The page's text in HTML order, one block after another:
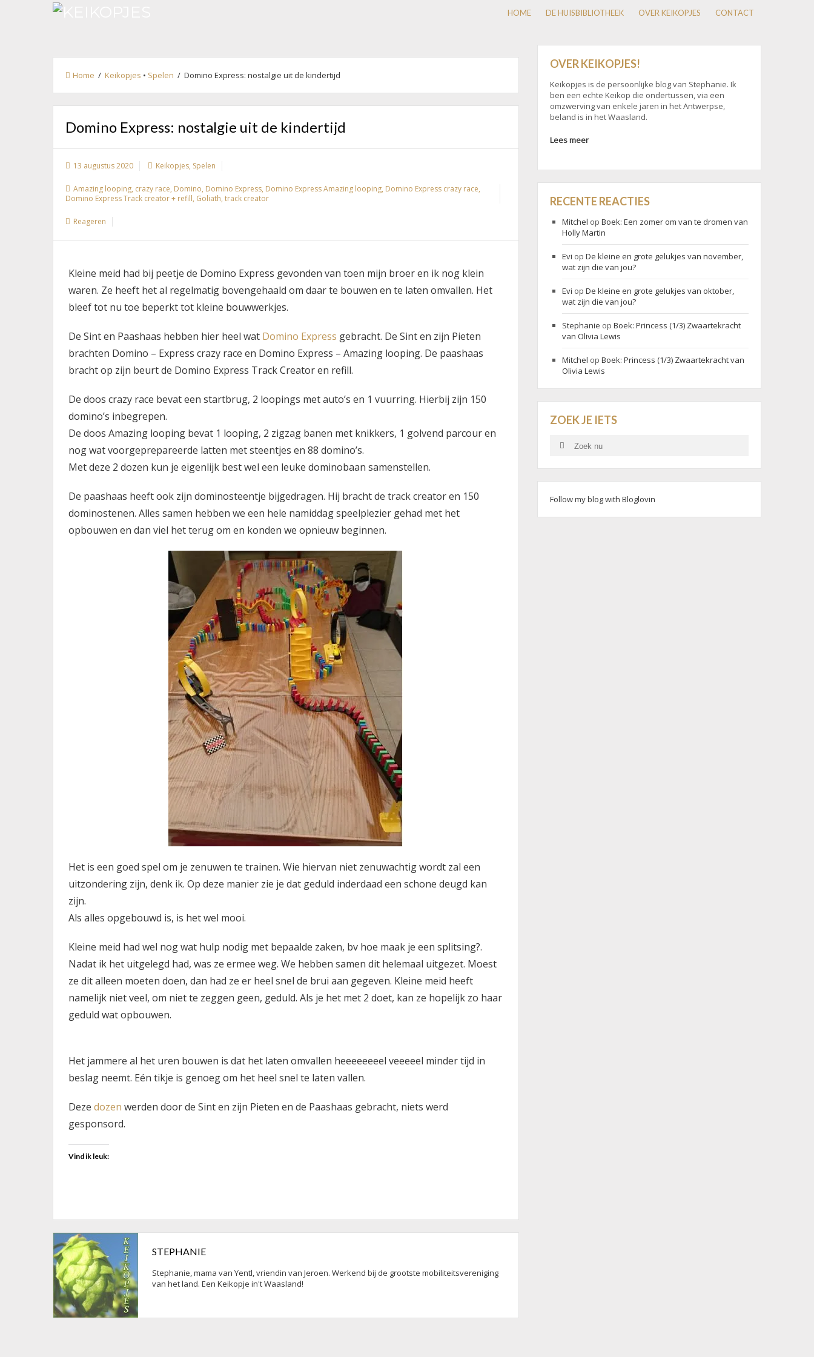
HOME DE HUISBIBLIOTHEEK OVER KEIKOPJES CONTACT
Home / Keikopjes • Spelen / Domino Express: nostalgie uit de kindertijd
Domino Express: nostalgie uit de kindertijd
13 augustus 2020 Keikopjes, Spelen
Amazing looping, crazy race, Domino, Domino Express, Domino Express Amazing looping, Domino Express crazy race,
Domino Express Track creator + refill, Goliath, track creator
Reageren
Kleine meid had bij peetje de Domino Express gevonden van toen mijn broer en ik nog klein
waren. Ze heeft het al regelmatig bovengehaald om daar te bouwen en te laten omvallen. Het
bleef tot nu toe beperkt tot kleine bouwwerkjes.
De Sint en Paashaas hebben hier heel wat Domino Express gebracht. De Sint en zijn Pieten
brachten Domino – Express crazy race en Domino Express – Amazing looping. De paashaas
bracht op zijn beurt de Domino Express Track Creator en refill.
De doos crazy race bevat een startbrug, 2 loopings met auto’s en 1 vuurring. Hierbij zijn 150
domino’s inbegrepen.
De doos Amazing looping bevat 1 looping, 2 zigzag banen met knikkers, 1 golvend parcour en
nog wat voorgeprepareerde latten met steentjes en 88 domino’s.
Met deze 2 dozen kun je eigenlijk best wel een leuke dominobaan samenstellen.
De paashaas heeft ook zijn dominosteentje bijgedragen. Hij bracht de track creator en 150
dominostenen. Alles samen hebben we een hele namiddag speelplezier gehad met het
opbouwen en dan viel het terug om en konden we opnieuw beginnen.
Het is een goed spel om je zenuwen te trainen. Wie hiervan niet zenuwachtig wordt zal een
uitzondering zijn, denk ik. Op deze manier zie je dat geduld inderdaad een schone deugd kan
zijn.
Als alles opgebouwd is, is het wel mooi.
Kleine meid had wel nog wat hulp nodig met bepaalde zaken, bv hoe maak je een splitsing?.
Nadat ik het uitgelegd had, was ze ermee weg. We hebben samen dit helemaal uitgezet. Moest
ze dit alleen moeten doen, dan had ze er heel snel de brui aan gegeven. Kleine meid heeft
namelijk niet veel, om niet te zeggen geen, geduld. Als je het met 2 doet, kan ze hopelijk zo haar
geduld wat opbouwen.
Het jammere al het uren bouwen is dat het laten omvallen heeeeeeeel veeeeel minder tijd in
beslag neemt. Eén tikje is genoeg om het heel snel te laten vallen.
Deze dozen werden door de Sint en zijn Pieten en de Paashaas gebracht, niets werd
gesponsord.
Vind ik leuk:
STEPHANIE
Stephanie, mama van Yentl, vriendin van Jeroen. Werkend bij de grootste mobiliteitsvereniging
van het land. Een Keikopje in't Waasland!
OVER KEIKOPJES!
Keikopjes is de persoonlijke blog van Stephanie. Ik
ben een echte Keikop die ondertussen, via een
omzwerving van enkele jaren in het Antwerpse,
beland is in het Waasland.
Lees meer
RECENTE REACTIES
Mitchel opBoek: Een zomer om van te dromen van
Holly Martin
Evi opDe kleine en grote gelukjes van november,
wat zijn die van jou?
Evi opDe kleine en grote gelukjes van oktober,
wat zijn die van jou?
Stephanie opBoek: Princess (1/3) Zwaartekracht
van Olivia Lewis
Mitchel opBoek: Princess (1/3) Zwaartekracht van
Olivia Lewis
ZOEK JE IETS
Search
for:
Search
Follow my blog with Bloglovin